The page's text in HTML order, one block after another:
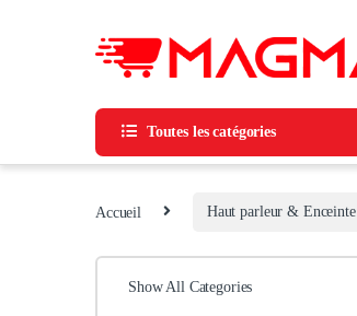
Toutes les catégories
Accueil Haut parleur & Enceinte
Show All Categories